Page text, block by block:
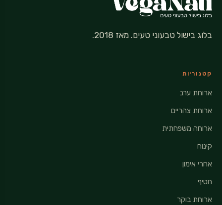
בלוג בישול טבעוני טעים. מאז 2018.
קטגוריות
ארוחת ערב
ארוחת צהריים
ארוחה משפחתית
קינוח
אחרי אימון
חטיף
ארוחת בוקר